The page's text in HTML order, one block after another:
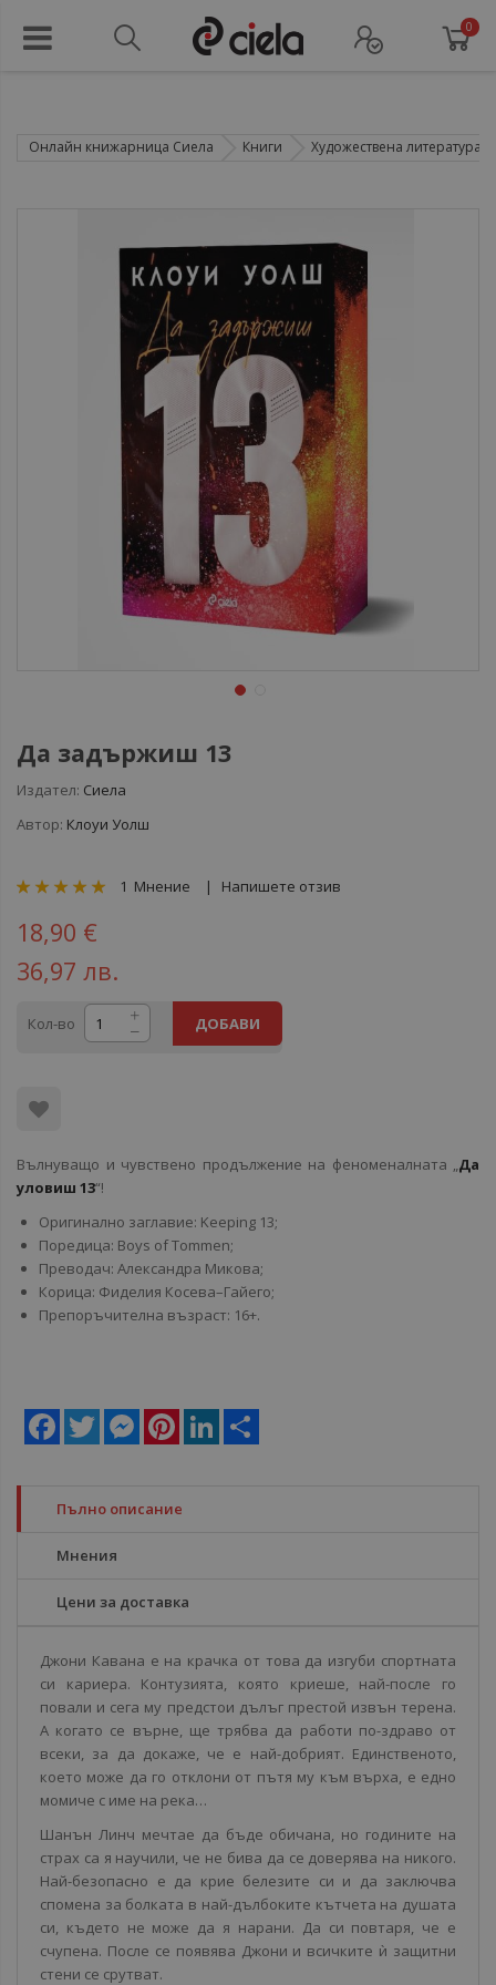
0
Онлайн книжарница Сиела Книги Художествена литература
Да задържиш 13
Издател: Сиела
Автор: Клоуи Уолш
рейтинг:
1 Мнение Напишете отзив
18,90 €
36,97 лв.
Кол-во ДОБАВИ
Вълнуващо и чувствено продължение на феноменалната „Да
уловиш 13“!
Оригинално заглавие: Keeping 13;
Поредица: Boys of Tommen;
Преводач: Александра Микова;
Корица: Фиделия Косева–Гайего;
Препоръчителна възраст: 16+.
Facebook
Twitter MessengerPinterestLinkedIn
Пълно описание
Мнения
Цени за доставка
Джони Кавана е на крачка от това да изгуби спортната
си кариера. Контузията, която криеше, най-после го
повали и сега му предстои дълъг престой извън терена.
А когато се върне, ще трябва да работи по-здраво от
всеки, за да докаже, че е най-добрият. Единственото,
което може да го отклони от пътя му към върха, е едно
момиче с име на река…
Шанън Линч мечтае да бъде обичана, но годините на
страх са я научили, че не бива да се доверява на никого.
Най-безопасно е да крие белезите си и да заключва
спомена за болката в най-дълбоките кътчета на душата
си, където не може да я нарани. Да си повтаря, че е
счупена. После се появява Джони и всичките ѝ защитни
стени се срутват.